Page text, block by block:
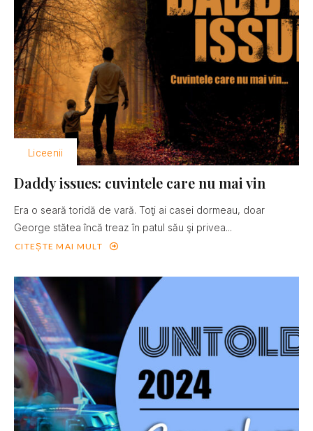
Liceenii
Daddy issues: cuvintele care nu mai vin
Era o seară toridă de vară. Toţi ai casei dormeau, doar
George stătea încă treaz în patul său şi privea...
CITEȘTE MAI MULT